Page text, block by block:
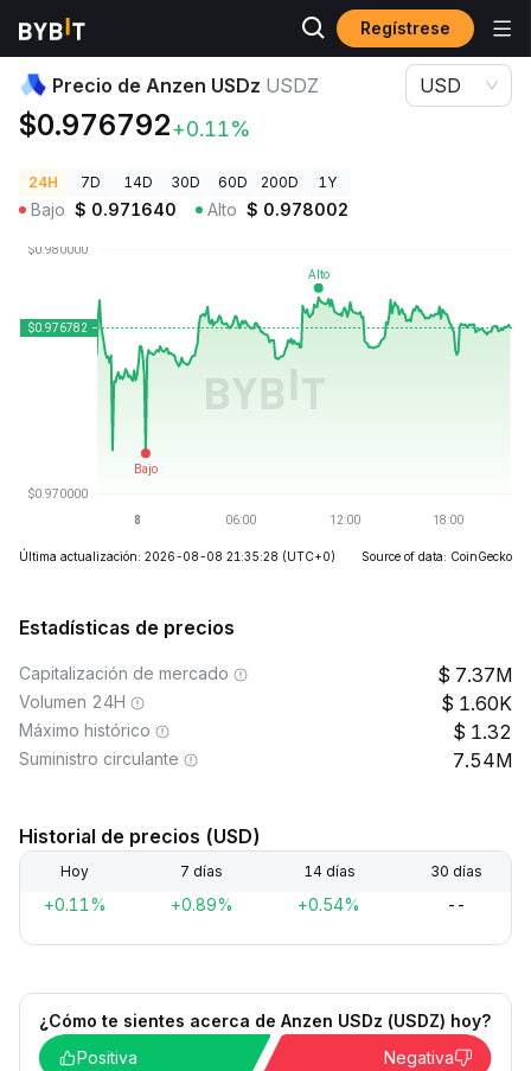
Regístrese
Precios de Criptomonedas Precio de Anzen USDz USDZ
Precio de Anzen USDz USDZ
$0.976792+0.11%
USD
24H 7D 14D 30D 60D 200D 1Y
Bajo $ 0.971640 Alto $ 0.978002
Última actualización: 2026-08-08 21:35:28 (UTC+0) Source of data: CoinGecko
Estadísticas de precios
Capitalización de mercado 7.37M
Volumen 24H 1.60K
Máximo histórico 1.32
Suministro circulante 7.54M
Historial de precios (USD)
Hoy 7 días 14 días 30 días
+0.11% +0.89% +0.54% --
¿Cómo te sientes acerca de Anzen USDz (USDZ) hoy?
Positiva
Negativa